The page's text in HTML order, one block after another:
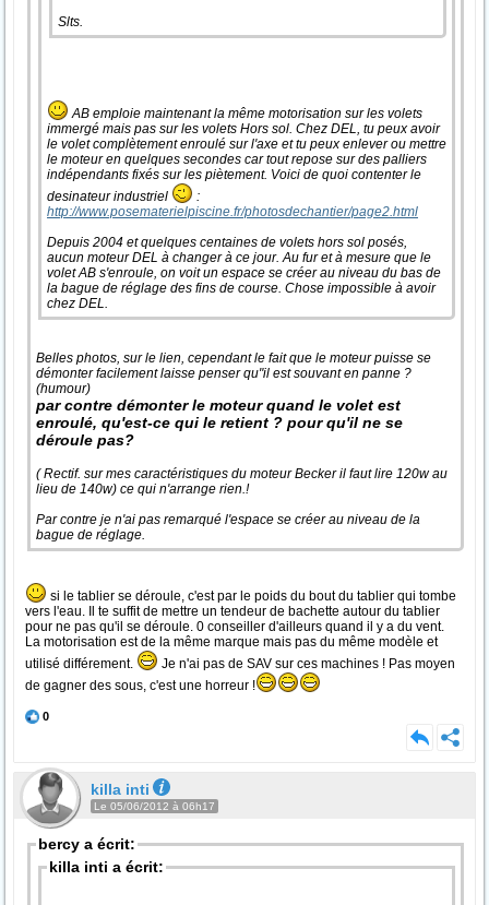
Slts.
AB emploie maintenant la même motorisation sur les volets
immergé mais pas sur les volets Hors sol. Chez DEL, tu peux avoir
le volet complètement enroulé sur l'axe et tu peux enlever ou mettre
le moteur en quelques secondes car tout repose sur des palliers
indépendants fixés sur les piètement. Voici de quoi contenter le
desinateur industriel
:
http://www.posematerielpiscine.fr/photosdechantier/page2.html
Depuis 2004 et quelques centaines de volets hors sol posés,
aucun moteur DEL à changer à ce jour. Au fur et à mesure que le
volet AB s'enroule, on voit un espace se créer au niveau du bas de
la bague de réglage des fins de course. Chose impossible à avoir
chez DEL.
Belles photos, sur le lien, cependant le fait que le moteur puisse se
démonter facilement laisse penser qu"il est souvant en panne ?
(humour)
par contre démonter le moteur quand le volet est
enroulé, qu'est-ce qui le retient ? pour qu'il ne se
déroule pas?
( Rectif. sur mes caractéristiques du moteur Becker il faut lire 120w au
lieu de 140w) ce qui n'arrange rien.!
Par contre je n'ai pas remarqué l'espace se créer au niveau de la
bague de réglage.
si le tablier se déroule, c'est par le poids du bout du tablier qui tombe
vers l'eau. Il te suffit de mettre un tendeur de bachette autour du tablier
pour ne pas qu'il se déroule. 0 conseiller d'ailleurs quand il y a du vent.
La motorisation est de la même marque mais pas du même modèle et
utilisé différement.
Je n'ai pas de SAV sur ces machines ! Pas moyen
de gagner des sous, c'est une horreur !
0
killa inti
Le 05/06/2012 à 06h17
bercy a écrit:
killa inti a écrit: